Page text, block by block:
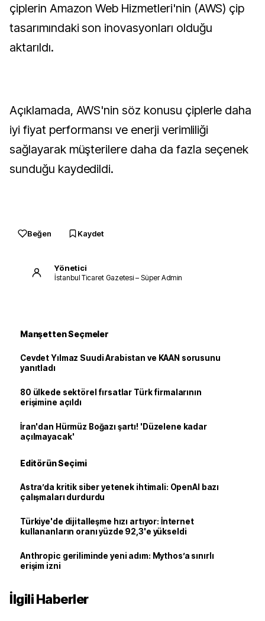
çiplerin Amazon Web Hizmetleri'nin (AWS) çip
tasarımındaki son inovasyonları olduğu
aktarıldı.
Açıklamada, AWS'nin söz konusu çiplerle daha
iyi fiyat performansı ve enerji verimliliği
sağlayarak müşterilere daha da fazla seçenek
sunduğu kaydedildi.
Beğen Kaydet
Yönetici
İstanbul Ticaret Gazetesi – Süper Admin
Manşetten Seçmeler
Cevdet Yılmaz Suudi Arabistan ve KAAN sorusunu
yanıtladı
80 ülkede sektörel fırsatlar Türk firmalarının
erişimine açıldı
İran'dan Hürmüz Boğazı şartı! 'Düzelene kadar
açılmayacak'
Editörün Seçimi
Astra’da kritik siber yetenek ihtimali: OpenAI bazı
çalışmaları durdurdu
Türkiye'de dijitalleşme hızı artıyor: İnternet
kullananların oranı yüzde 92,3'e yükseldi
Anthropic geriliminde yeni adım: Mythos’a sınırlı
erişim izni
İlgili Haberler